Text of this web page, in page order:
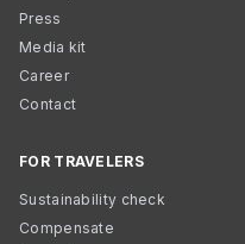
Press
Media kit
Career
Contact
FOR TRAVELERS
Sustainability check
Compensate